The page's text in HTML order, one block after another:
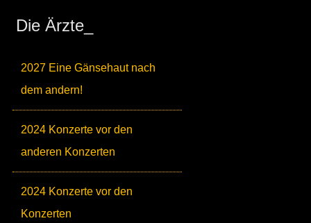
Die Ärzte_
2027 Eine Gänsehaut nach
dem andern!
2024 Konzerte vor den
anderen Konzerten
2024 Konzerte vor den
Konzerten